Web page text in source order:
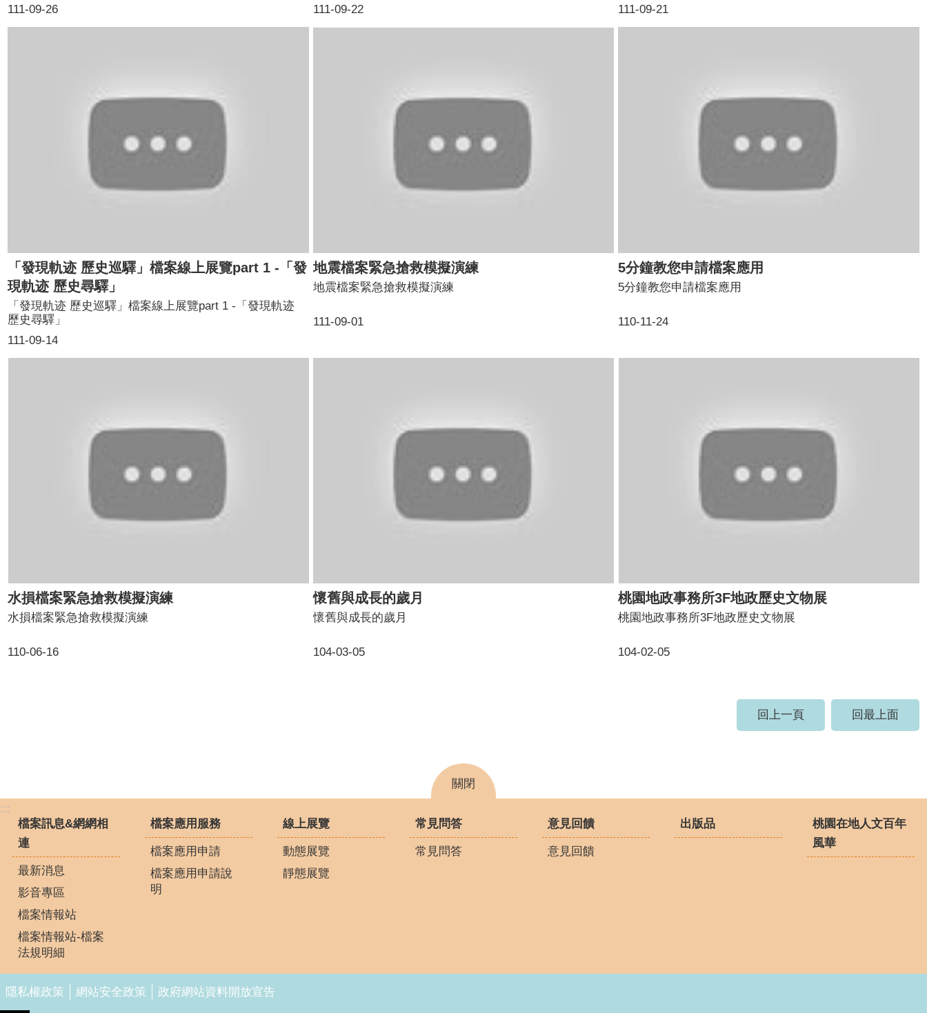
111-09-26 111-09-22 111-09-21
「發現軌迹 歷史巡驛」檔案線上展覽part 1 -「發
現軌迹 歷史尋驛」
111-09-14
「發現軌迹 歷史巡驛」檔案線上展覽part 1 -「發現軌迹
歷史尋驛」
地震檔案緊急搶救模擬演練
111-09-01
地震檔案緊急搶救模擬演練
5分鐘教您申請檔案應用
110-11-24
5分鐘教您申請檔案應用
水損檔案緊急搶救模擬演練
110-06-16
水損檔案緊急搶救模擬演練
懷舊與成長的歲月
104-03-05
懷舊與成長的歲月
桃園地政事務所3F地政歷史文物展
104-02-05
桃園地政事務所3F地政歷史文物展
回上一頁 回最上面
關閉
:::
檔案訊息&網網相
連
最新消息
影音專區
檔案情報站
檔案情報站-檔案
法規明細
檔案應用服務
檔案應用申請
檔案應用申請說
明
線上展覽
動態展覽
靜態展覽
常見問答
常見問答
意見回饋
意見回饋
出版品
桃園在地人文百年
風華
隱私權政策 網站安全政策 政府網站資料開放宣告